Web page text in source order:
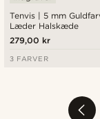
Tenvis | 5 mm
Læder Halskæde
279,00 kr
3 FARVER